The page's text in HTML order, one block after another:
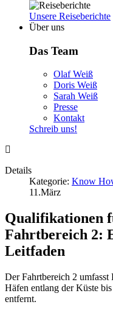
Unsere Reiseberichte
Über uns
Das Team
Olaf Weiß
Doris Weiß
Sarah Weiß
Presse
Kontakt
Schreib uns!
Details
Kategorie: Know
11.März
Qualifikationen
Fahrtbereich 2:
Leitfaden
Der Fahrtbereich 2 umfasst
Häfen entlang der Küste
entfernt.